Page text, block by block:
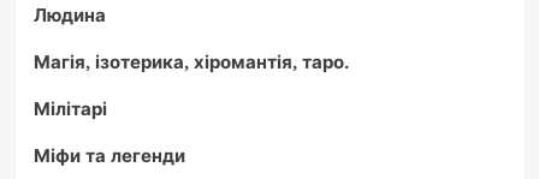
Людина
Магія, ізотерика, хіромантія, таро.
Мілітарі
Міфи та легенди